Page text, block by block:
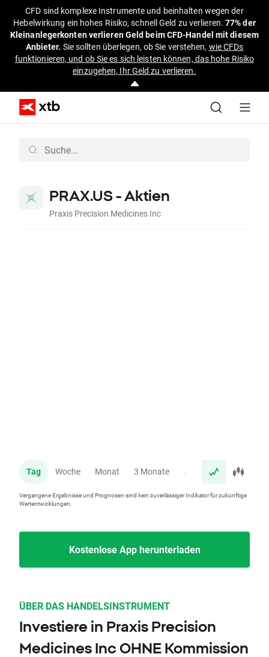
CFD sind komplexe Instrumente und beinhalten wegen der
Hebelwirkung ein hohes Risiko, schnell Geld zu verlieren.77% der
Kleinanlegerkonten verlieren Geld beim CFD-Handel mit diesem
Anbieter. Sie sollten überlegen, ob Sie verstehen, wie CFDs
funktionieren, und ob Sie es sich leisten können, das hohe Risiko
einzugehen, Ihr Geld zu verlieren.
PRAX.US - Aktien
Praxis Precision Medicines Inc
Tag Woche Monat 3 Monate Jahr
Vergangene Ergebnisse und Prognosen sind kein zuverlässiger Indikator für zukünftige
Wertentwicklungen.
Kostenlose App herunterladen
ÜBER DAS HANDELSINSTRUMENT
Investiere in Praxis Precision
Medicines Inc OHNE Kommission